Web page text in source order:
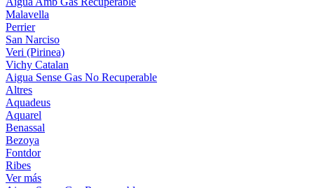
Malavella
Perrier
San Narciso
Veri (Pirinea)
Vichy Catalan
Aigua Sense Gas No Recuperable
Altres
Aquadeus
Aquarel
Benassal
Bezoya
Fontdor
Ribes
Ver más